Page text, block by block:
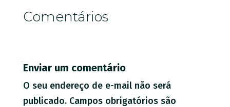
Comentários
Enviar um comentário
O seu endereço de e-mail não será
publicado. Campos obrigatórios são